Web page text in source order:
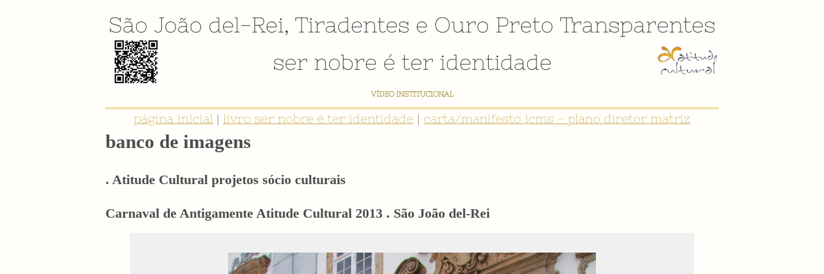
São João del-Rei, Tiradentes e Ouro Preto Transparentes
ser nobre é ter identidade
E-BOOK: "SER NOBRE É TER IDENTIDADE: INVENTÁRIO DIGITAL PARTICIPATIVO SOBRE O PATRIMÔNIO SOCIOCULTURAL DE SÃO JOÃO DEL-REI"
página inicial | livro ser nobre é ter identidade | carta/manifesto icms - plano diretor matriz
banco de imagens
. Atitude Cultural projetos sócio culturais
Carnaval de Antigamente Atitude Cultural 2013 . São João del-Rei